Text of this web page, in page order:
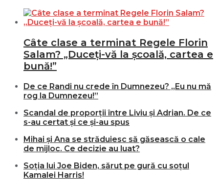
Câte clase a terminat Regele Florin
Salam? „Duceți-vă la școală, cartea e
bună!”
De ce Randi nu crede în Dumnezeu? „Eu nu mă
rog la Dumnezeu!”
Scandal de proporții între Liviu și Adrian. De ce
s-au certat și ce și-au spus
Mihai și Ana se străduiesc să găsească o cale
de mijloc. Ce decizie au luat?
Soția lui Joe Biden, sărut pe gură cu soțul
Kamalei Harris!